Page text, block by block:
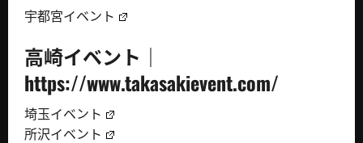
宇都宮イベント
高崎イベント｜
https://www.takasakievent.com/
埼玉イベント
所沢イベント